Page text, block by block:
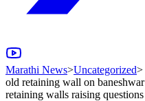
Marathi News>Uncategorized>
old retaining wall on
retaining walls raising